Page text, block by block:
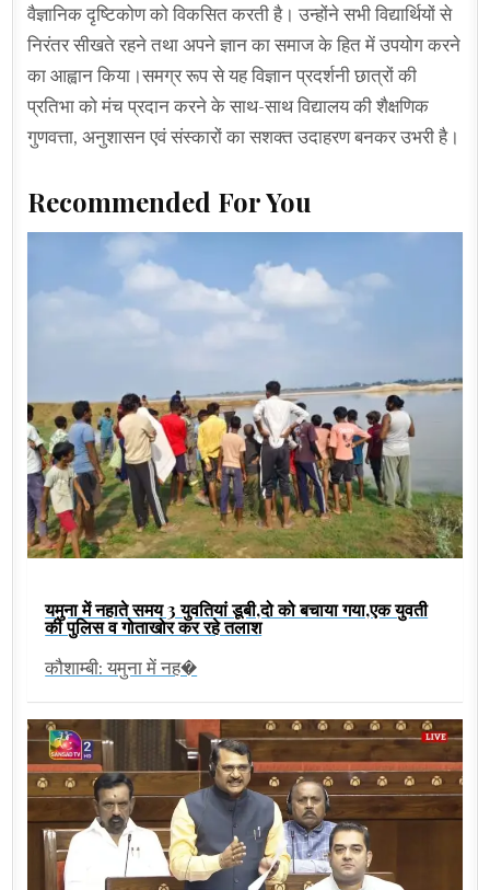
वैज्ञानिक दृष्टिकोण को विकसित करती है। उन्होंने सभी विद्यार्थियों से
निरंतर सीखते रहने तथा अपने ज्ञान का समाज के हित में उपयोग करने
का आह्वान किया।समग्र रूप से यह विज्ञान प्रदर्शनी छात्रों की
प्रतिभा को मंच प्रदान करने के साथ-साथ विद्यालय की शैक्षणिक
गुणवत्ता, अनुशासन एवं संस्कारों का सशक्त उदाहरण बनकर उभरी है।
Recommended For You
यमुना में नहाते समय 3 युवतियां डूबी,दो को बचाया गया,एक युवती
की पुलिस व गोताखोर कर रहे तलाश
कौशाम्बी: यमुना में नह�